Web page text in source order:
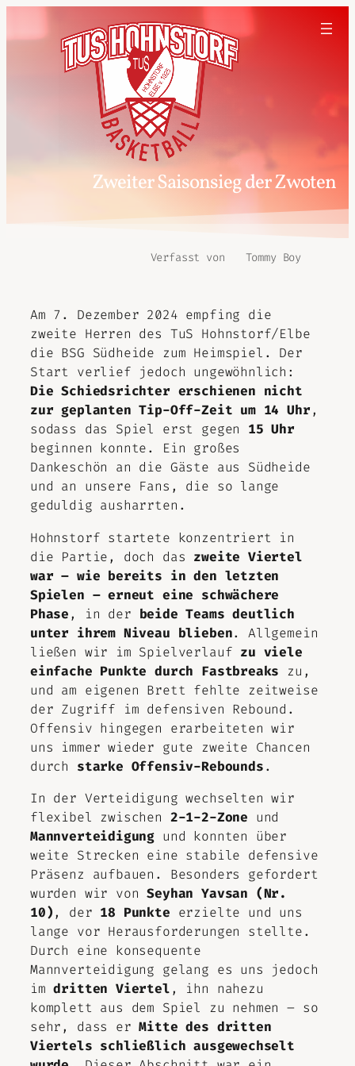
Zweiter Saisonsieg der Zwoten
Verfasst von Tommy Boy
Am 7. Dezember 2024 empfing die
zweite Herren des TuS Hohnstorf/Elbe
die BSG Südheide zum Heimspiel. Der
Start verlief jedoch ungewöhnlich:
Die Schiedsrichter erschienen nicht
zur geplanten Tip-Off-Zeit um 14 Uhr,
sodass das Spiel erst gegen 15 Uhr
beginnen konnte. Ein großes
Dankeschön an die Gäste aus Südheide
und an unsere Fans, die so lange
geduldig ausharrten.
Hohnstorf startete konzentriert in
die Partie, doch das zweite Viertel
war – wie bereits in den letzten
Spielen – erneut eine schwächere
Phase, in der beide Teams deutlich
unter ihrem Niveau blieben. Allgemein
ließen wir im Spielverlauf zu viele
einfache Punkte durch Fastbreaks zu,
und am eigenen Brett fehlte zeitweise
der Zugriff im defensiven Rebound.
Offensiv hingegen erarbeiteten wir
uns immer wieder gute zweite Chancen
durch starke Offensiv-Rebounds.
In der Verteidigung wechselten wir
flexibel zwischen 2-1-2-Zone und
Mannverteidigung und konnten über
weite Strecken eine stabile defensive
Präsenz aufbauen. Besonders gefordert
wurden wir vonSeyhan Yavsan (Nr.
10), der 18 Punkte erzielte und uns
lange vor Herausforderungen stellte.
Durch eine konsequente
Mannverteidigung gelang es uns jedoch
imdritten Viertel, ihn nahezu
komplett aus dem Spiel zu nehmen – so
sehr, dass erMitte des dritten
Viertels schließlich ausgewechselt